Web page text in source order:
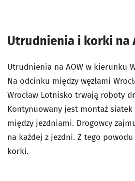
Utrudnienia i korki na
Utrudnienia na AOW w kierunku
Na odcinku między węzłami
Wrocław Lotnisko trwają roboty
Kontynuowany jest montaż siatek
między jezdniami. Drogowcy
na każdej z jezdni. Z tego
korki.